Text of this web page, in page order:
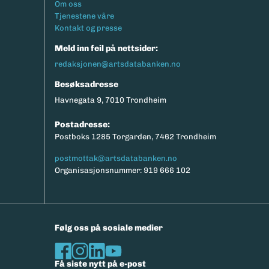
eksport av relevante parametere.
Footermeny
Om oss
Tjenestene våre
Kontakt og presse
Meld inn feil på nettsider:
redaksjonen@artsdatabanken.no
Besøksadresse
Havnegata 9, 7010 Trondheim
Postadresse:
Postboks 1285 Torgarden, 7462 Trondheim
postmottak@artsdatabanken.no
Organisasjonsnummer: 919 666 102
Følg oss på sosiale medier
Få siste nytt på e-post